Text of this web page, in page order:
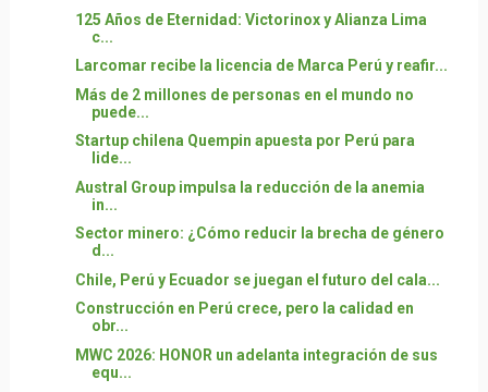
125 Años de Eternidad: Victorinox y Alianza Lima
c...
Larcomar recibe la licencia de Marca Perú y reafir...
Más de 2 millones de personas en el mundo no
puede...
Startup chilena Quempin apuesta por Perú para
lide...
Austral Group impulsa la reducción de la anemia
in...
Sector minero: ¿Cómo reducir la brecha de género
d...
Chile, Perú y Ecuador se juegan el futuro del cala...
Construcción en Perú crece, pero la calidad en
obr...
MWC 2026: HONOR un adelanta integración de sus
equ...